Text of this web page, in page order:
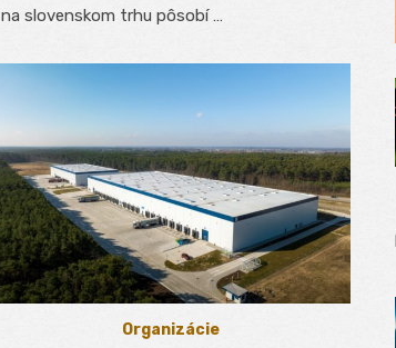
na slovenskom trhu pôsobí …
Organizácie